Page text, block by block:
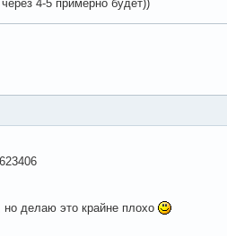
4-5 примерно будет))
делаю это крайне плохо